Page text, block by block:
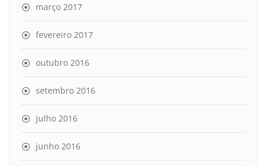
março 2017
fevereiro 2017
outubro 2016
setembro 2016
julho 2016
junho 2016